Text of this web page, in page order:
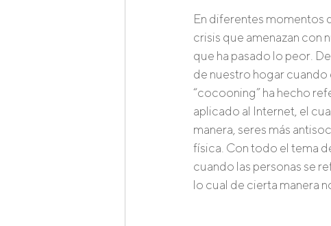
En diferentes momentos
crisis que amenazan con
que ha pasado lo peor.
de nuestro hogar
“cocooning” ha hecho
aplicado al Internet, el
manera, seres más
física. Con todo el tema
cuando las personas se
lo cual de cierta manera